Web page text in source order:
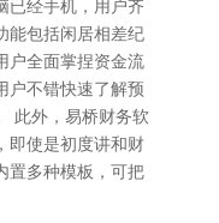
已经手机，用户齐
能包括闲居相差纪
户全面掌捏资金流
户不错快速了解预
此外，易桥财务软
即使是初度讲和财
置多种模板，可把